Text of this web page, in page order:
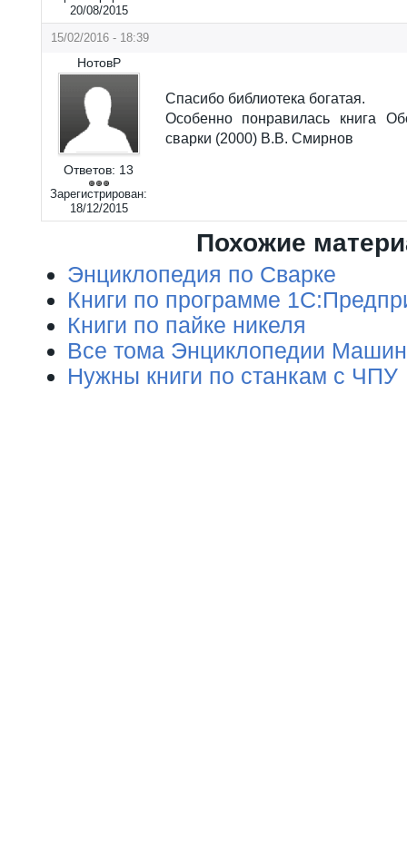
20/08/2015
15/02/2016 - 18:39
НотовР
Ответов: 13
Зарегистрирован:
18/12/2015
Спасибо библиотека богатая.
Особенно понравилась книга
сварки (2000) В.В. Смирнов
Похожие
Энциклопедия по Сварке
Книги по программе
Книги по пайке никеля
Все тома Энциклопедии
Нужны книги по станкам с ЧПУ